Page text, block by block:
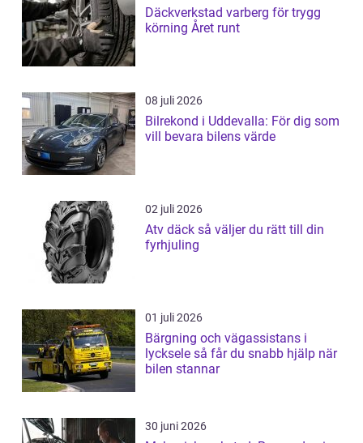
Däckverkstad varberg för trygg
körning Året runt
08 juli 2026
Bilrekond i Uddevalla: För dig som
vill bevara bilens värde
02 juli 2026
Atv däck så väljer du rätt till din
fyrhjuling
01 juli 2026
Bärgning och vägassistans i
lycksele så får du snabb hjälp när
bilen stannar
30 juni 2026